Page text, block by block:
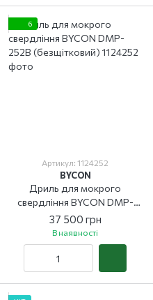
6
Артикул: 1124252
BYCON
Дриль для мокрого
свердління BYCON DMP-
252B (безщітковий)
37 500 грн
В наявності